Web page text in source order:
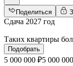
Поделиться
Сдача 2027 год
Таких квартиры
Подобрать
5 000 000 ₽5 000